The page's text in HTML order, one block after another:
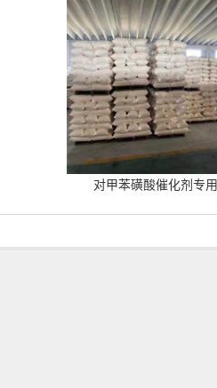
对甲苯磺酸催化剂专用